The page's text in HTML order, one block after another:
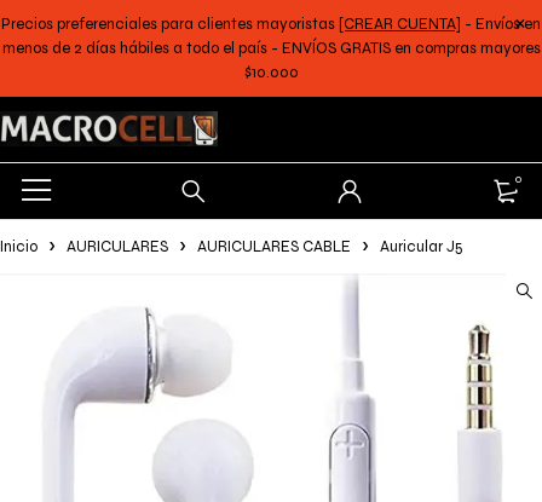
Precios preferenciales para clientes mayoristas [CREAR CUENTA] - Envíos en
menos de 2 días hábiles a todo el país - ENVÍOS GRATIS en compras mayores
$10.000
0
Inicio AURICULARES AURICULARES CABLE Auricular J5